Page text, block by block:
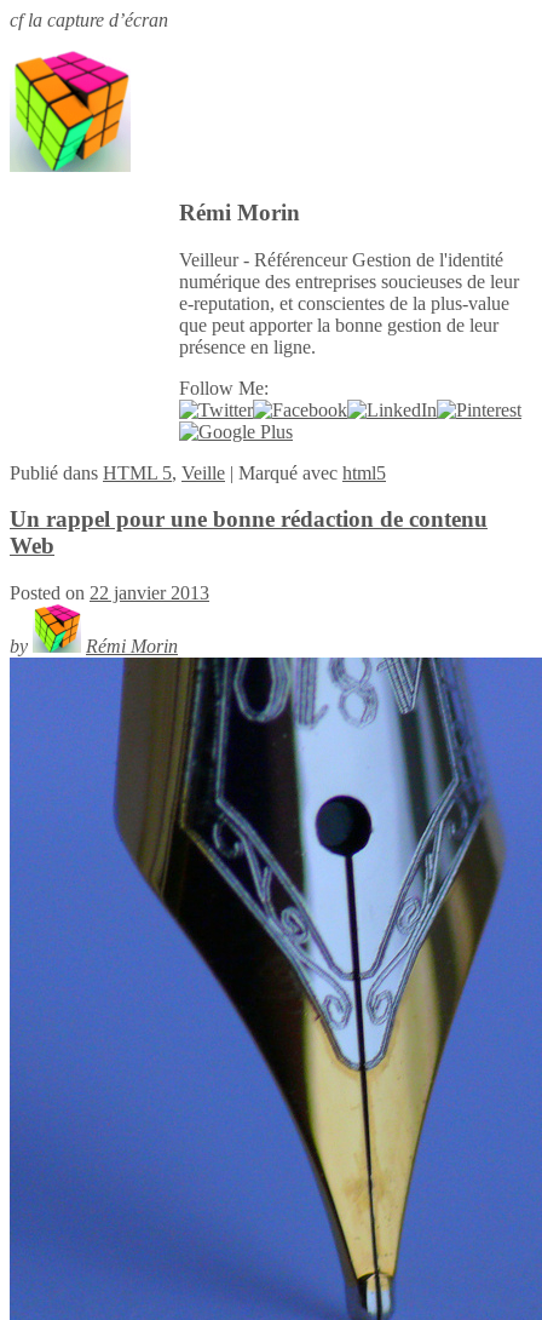
cf la capture d’écran
Rémi Morin
Veilleur - Référenceur Gestion de l'identité
numérique des entreprises soucieuses de leur
e-reputation, et conscientes de la plus-value
que peut apporter la bonne gestion de leur
présence en ligne.
Follow Me:
Publié dans HTML 5, Veille | Marqué avec html5
Un rappel pour une bonne rédaction de contenu
Web
Posted on 22 janvier 2013
by Rémi Morin